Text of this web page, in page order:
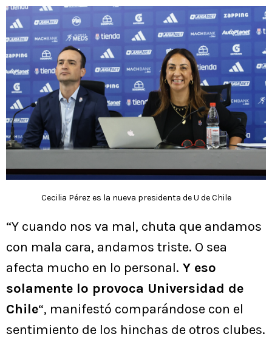
Cecilia Pérez es la nueva presidenta de U de Chile
“Y cuando nos va mal, chuta que andamos
con mala cara, andamos triste. O sea
afecta mucho en lo personal. Y eso
solamente lo provoca Universidad de
Chile“, manifestó comparándose con el
sentimiento de los hinchas de otros clubes.